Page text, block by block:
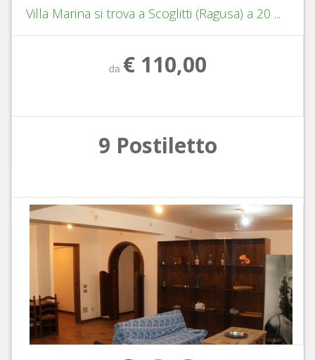
Villa Marina si trova a Scoglitti (Ragusa) a 20 ...
da € 110,00
9 Postiletto